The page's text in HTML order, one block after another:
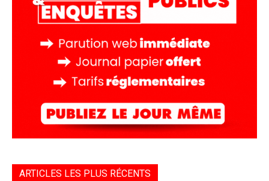
ARTICLES LES PLUS RÉCENTS